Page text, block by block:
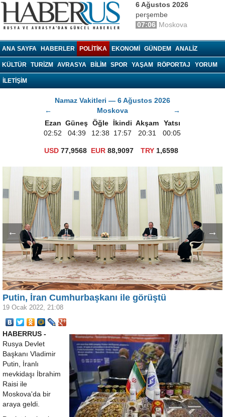
6 Ağustos 2026
perşembe
07:06 Moskova
ANA SAYFA HABERLER POLITIKA EKONOMI GÜNDEM ANALIZ
KÜLTÜR TURIZM AVRASYA BILIM SPOR YAŞAM RÖPORTAJ YORUM
İLETİŞİM
Namaz Vakitleri — 6 Ağustos 2026
←
Moskova
→
Ezan Güneş Öğle İkindi Akşam
Yatsı
02:52
04:39 12:38 17:57 20:31 00:05
USD 77,9568 EUR 88,9097 TRY1,6598
← →
Putin, İran Cumhurbaşkanı ile görüştü
19 Ocak 2022, 21:08
HABERRUS -
Rusya Devlet
Başkanı Vladimir
Putin, İranlı
mevkidaşı İbrahim
Raisi ile
Moskova'da bir
araya geldi.